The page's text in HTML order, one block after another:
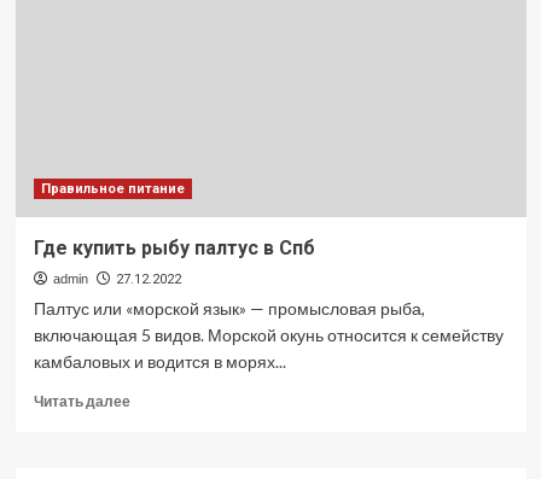
Правильное питание
Где купить рыбу палтус в Спб
admin 27.12.2022
Палтус или «морской язык» — промысловая рыба,
включающая 5 видов. Морской окунь относится к семейству
камбаловых и водится в морях...
Читать далееПрочитать